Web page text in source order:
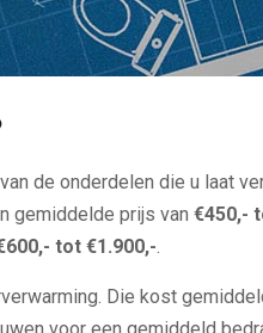
de onderdelen die u laat
gemiddelde prijs van €450,-
tot €1.900,-.
Die kost